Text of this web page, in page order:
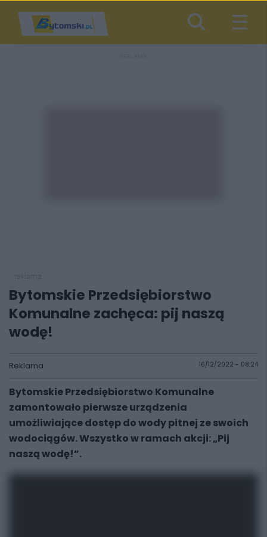
Bytomskie Przedsiębiorstwo
Komunalne zachęca: pij naszą
wodę!
Reklama 16/12/2022 - 08:24
Bytomskie Przedsiębiorstwo Komunalne
zamontowało pierwsze urządzenia
umożliwiające dostęp do wody pitnej ze swoich
wodociągów. Wszystko w ramach akcji: „Pij
naszą wodę!”.